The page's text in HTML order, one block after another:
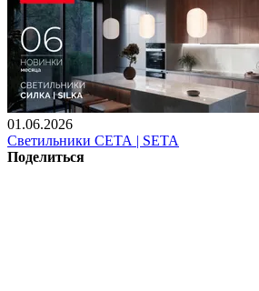
01.06.2026
Светильники СЕТА | SETA
Поделиться